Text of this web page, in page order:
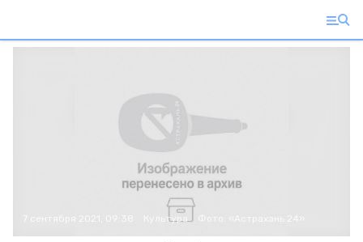
Культура